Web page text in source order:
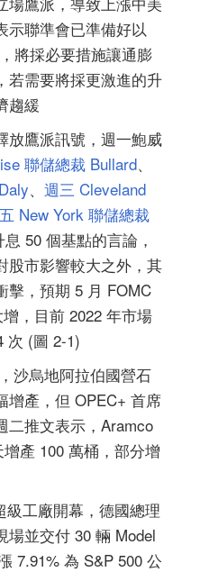
示聯準會已準備好以
將採必要措施讓通膨
若需要將採更激進的升
趨緩
放鷹派訊號，週一鮑威
聯儲總裁 Bullard、
、 週三 Cleveland
New York 聯儲總裁
息 50 個基點的言論，
股市影響較大之外，其
擊，預期 5 月 FOMC
，目前 2022 年市場
次 (圖 2-1)
，沙烏地阿拉伯國營石
增產，但 OPEC+ 首席
二推文表示，Aramco
產 100 萬桶，部分增
級工廠開幕，德國總理
場並交付 30 輛 Model
7.91% 為 S&P 500 公